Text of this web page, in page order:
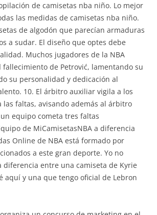
de camisetas nba niño. Lo mejor
las medidas de camisetas nba niño.
de algodón que parecían armaduras
a sudar. El diseño que optes debe
Muchos jugadores de la NBA
de Petrović, lamentando su
su personalidad y dedicación al
10. El árbitro auxiliar vigila a los
las faltas, avisando además al árbitro
equipo cometa tres faltas
de MiCamisetasNBA a diferencia
Online de NBA está formado por
a este gran deporte. Yo no
entre una camiseta de Kyrie
aquí y una que tengo oficial de Lebron